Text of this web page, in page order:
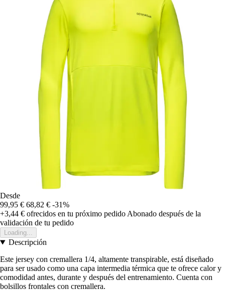
Desde
99,95 € 68,82 € -31%
+3,44 € ofrecidos en tu próximo pedido Abonado después de la
validación de tu pedido
Loading...
Descripción
Este jersey con cremallera 1/4, altamente transpirable, está diseñado
para ser usado como una capa intermedia térmica que te ofrece calor y
comodidad antes, durante y después del entrenamiento. Cuenta con
bolsillos frontales con cremallera.